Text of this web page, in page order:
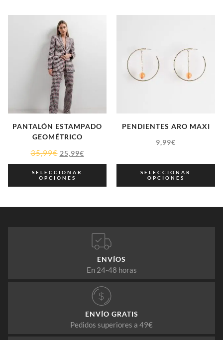
PANTALÓN ESTAMPADO
GEOMÉTRICO
35,99€ 25,99€
SELECCIONAR
OPCIONES
PENDIENTES ARO MAXI
9,99€
SELECCIONAR
OPCIONES
ENVÍOS
En 24-48 horas
ENVÍO GRATIS
Pedidos superiores a 49€